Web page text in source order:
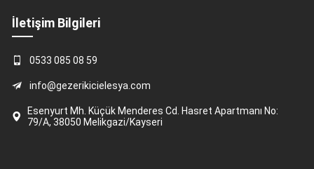
İletişim Bilgileri
0533 085 08 59
info@gezerikicielesya.com
Esenyurt Mh. Küçük Menderes Cd. Hasret Apartmanı No:
79/A, 38050 Melikgazi/Kayseri